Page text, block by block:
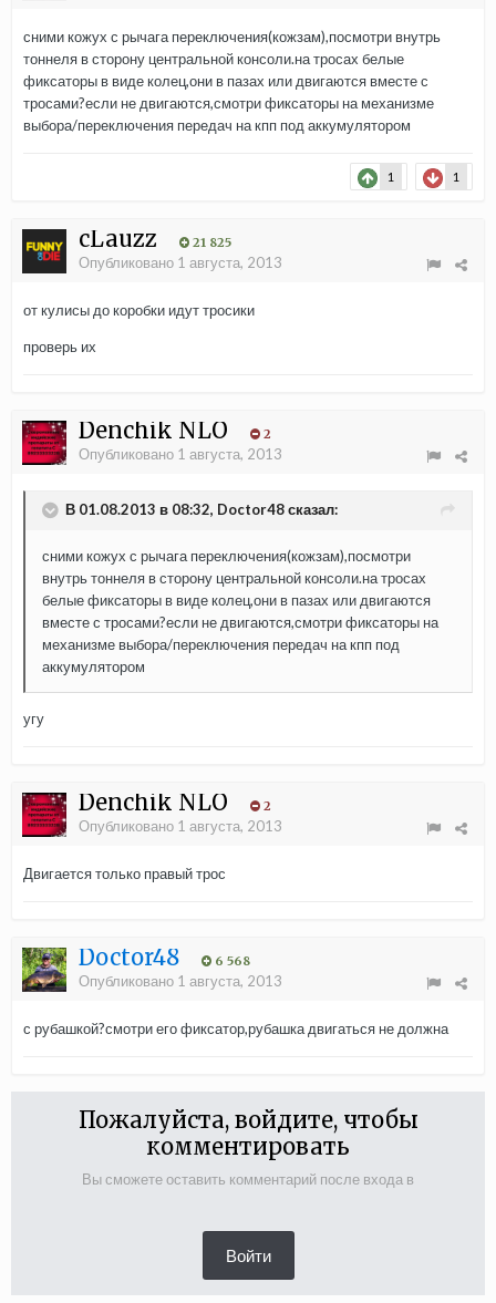
сними кожух с рычага переключения(кожзам),посмотри внутрь
тоннеля в сторону центральной консоли.на тросах белые
фиксаторы в виде колец,они в пазах или двигаются вместе с
тросами?если не двигаются,смотри фиксаторы на механизме
выбора/переключения передач на кпп под аккумулятором
1 1
cLauzz 21 825
Опубликовано 1 августа, 2013
от кулисы до коробки идут тросики
проверь их
Denchik NLO 2
Опубликовано 1 августа, 2013
В 01.08.2013 в 08:32, Doctor48 сказал:
сними кожух с рычага переключения(кожзам),посмотри
внутрь тоннеля в сторону центральной консоли.на тросах
белые фиксаторы в виде колец,они в пазах или двигаются
вместе с тросами?если не двигаются,смотри фиксаторы на
механизме выбора/переключения передач на кпп под
аккумулятором
угу
Denchik NLO 2
Опубликовано 1 августа, 2013
Двигается только правый трос
Doctor48 6 568
Опубликовано 1 августа, 2013
с рубашкой?смотри его фиксатор,рубашка двигаться не должна
Пожалуйста, войдите, чтобы
комментировать
Вы сможете оставить комментарий после входа в
Войти